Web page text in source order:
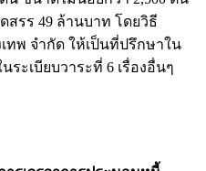
สรร 49 ล้านบาท โดยวิธี
ทพ จำกัด ให้เป็นที่ปรึกษาใน
ระเบียบวาระที่ 6 เรื่องอื่นๆ